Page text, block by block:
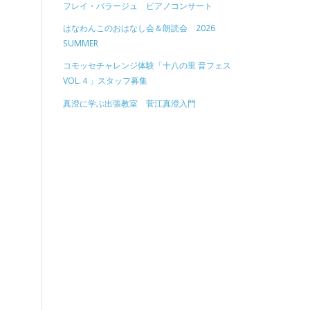
フレイ・バラージュ ピアノコンサート
はなわんこのおはなし会＆朗読会 2026
SUMMER
コモッセチャレンジ体験「十八の里 音フェス
VOL.４」スタッフ募集
真澄に学ぶ出張教室 菅江真澄入門